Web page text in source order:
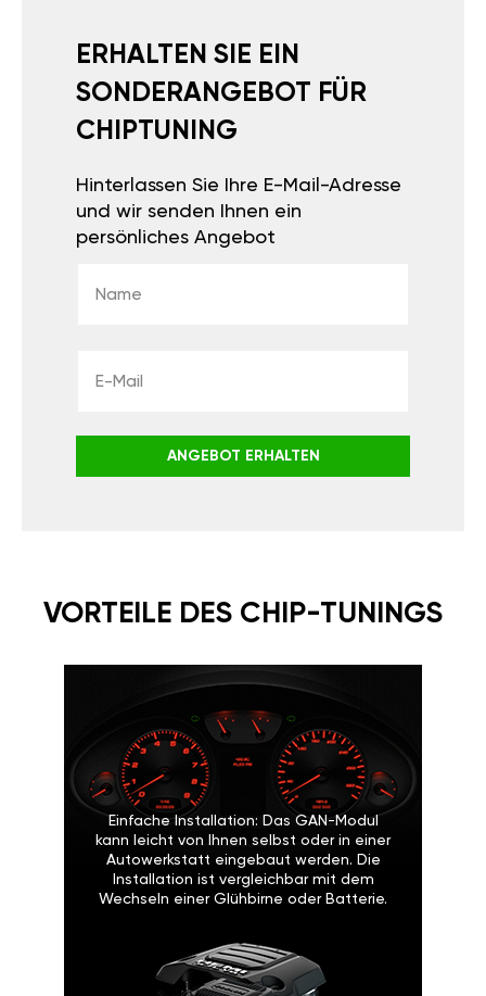
ERHALTEN SIE EIN
SONDERANGEBOT FÜR
CHIPTUNING
Hinterlassen Sie Ihre E-Mail-Adresse
und wir senden Ihnen ein
persönliches Angebot
ANGEBOT ERHALTEN
VORTEILE DES CHIP-TUNINGS
Einfache Installation: Das GAN-Modul
kann leicht von Ihnen selbst oder in einer
Autowerkstatt eingebaut werden. Die
Installation ist vergleichbar mit dem
Wechseln einer Glühbirne oder Batterie.